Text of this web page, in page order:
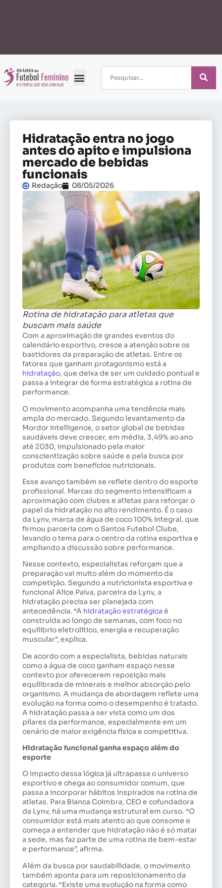
Hidratação entra no jogo
antes do apito e impulsiona
mercado de bebidas
funcionais
Redação 08/05/2026
Rotina de hidratação para atletas que
buscam mais saúde
Com a aproximação de grandes eventos do
calendário esportivo, cresce a atenção sobre os
bastidores da preparação de atletas. Entre os
fatores que ganham protagonismo está a
hidratação, que deixa de ser um cuidado pontual e
passa a integrar de forma estratégica a rotina de
performance.
O movimento acompanha uma tendência mais
ampla do mercado. Segundo levantamento da
Mordor Intelligence, o setor global de bebidas
saudáveis deve crescer, em média, 3,49% ao ano
até 2030, impulsionado pela maior
conscientização sobre saúde e pela busca por
produtos com benefícios nutricionais.
Esse avanço também se reflete dentro do esporte
profissional. Marcas do segmento intensificam a
aproximação com clubes e atletas para reforçar o
papel da hidratação no alto rendimento. É o caso
da Lynv, marca de água de coco 100% integral, que
firmou parceria com o Santos Futebol Clube,
levando o tema para o centro da rotina esportiva e
ampliando a discussão sobre performance.
Nesse contexto, especialistas reforçam que a
preparação vai muito além do momento da
competição. Segundo a nutricionista esportiva e
funcional Alice Paiva, parceira da Lynv, a
hidratação precisa ser planejada com
antecedência. “A hidratação estratégica é
construída ao longo de semanas, com foco no
equilíbrio eletrolítico, energia e recuperação
muscular”, explica.
De acordo com a especialista, bebidas naturais
como a água de coco ganham espaço nesse
contexto por oferecerem reposição mais
equilibrada de minerais e melhor absorção pelo
organismo. A mudança de abordagem reflete uma
evolução na forma como o desempenho é tratado.
A hidratação passa a ser vista como um dos
pilares da performance, especialmente em um
cenário de maior exigência física e competitiva.
Hidratação funcional ganha espaço além do
esporte
O impacto dessa lógica já ultrapassa o universo
esportivo e chega ao consumidor comum, que
passa a incorporar hábitos inspirados na rotina de
atletas. Para Bianca Coimbra, CEO e cofundadora
da Lynv, há uma mudança estrutural em curso. “O
consumidor está mais atento ao que consome e
começa a entender que hidratação não é só matar
a sede, mas faz parte de uma rotina de bem-estar
e performance”, afirma.
Além da busca por saudabilidade, o movimento
também aponta para um reposicionamento da
categoria. “Existe uma evolução na forma como